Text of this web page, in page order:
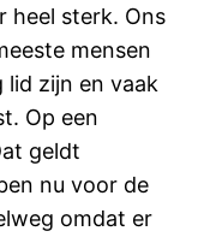
heel sterk. Ons
mensen
lid zijn en vaak
Op een
geldt
nu voor de
omdat er